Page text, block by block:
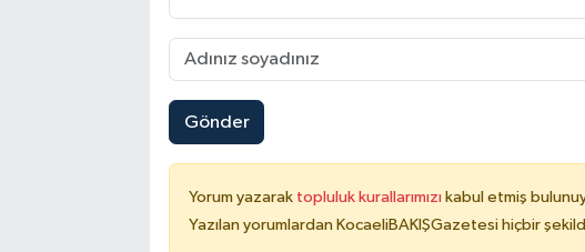
Gönder
Yorum yazarak topluluk kurallarımızı kabul etmiş
Yazılan yorumlardan KocaeliBAKIŞGazetesi hiçbir